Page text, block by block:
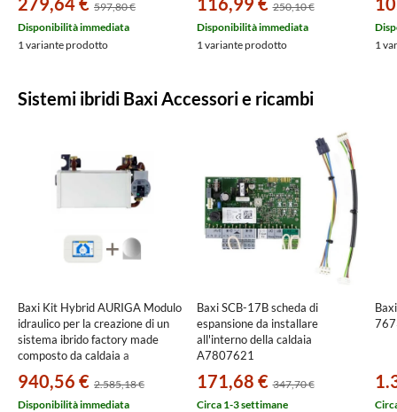
597,80 €
Disponibilità immediata
1 variante prodotto
250,10 €
Disponibilità immediata
1 variante prodotto
1
Sistemi ibridi Baxi Accessori e ricambi
Baxi Kit Hybrid AURIGA Modulo
idraulico per la creazione di un
sistema ibrido factory made
composto da caldaia a
monoblocco A7785512
940,56 € 2.585,18 €
Disponibilità immediata
Baxi SCB-17B scheda di
espansione da installare
all'interno della caldaia
A7807621
171,68 € 347,70 €
Circa 1-3 settimane